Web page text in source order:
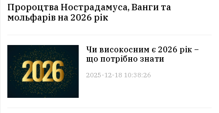
Пророцтва Нострадамуса, Ванги та
мольфарів на 2026 рік
Чи високосним є 2026 рік –
що потрібно знати
2025-12-18 10:38:26